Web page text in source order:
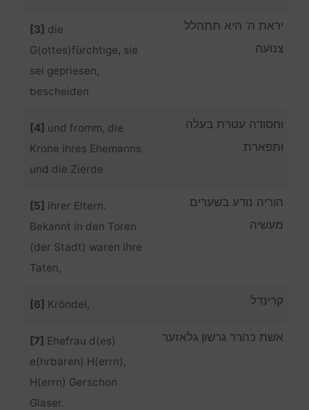
[3] die
G(ottes)fürchtige, sie
sei gepriesen,
bescheiden
יראת ה’ היא תתהלל
צנועה
[4] und fromm, die
Krone ihres Ehemanns
und die Zierde
וחסודה עטרת בעלה
ותפארת
[5] ihrer Eltern.
Bekannt in den Toren
(der Stadt) waren ihre
Taten,
הוריה נודע בשערים
מעשיה
[6] Kröndel, קרינדל
[7] Ehefrau d(es)
e(hrbaren) H(errn),
H(errn) Gerschon
Glaser.
אשת כהרר גרשון גלאזער